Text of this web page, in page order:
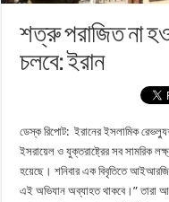
শত্রু পরাজিত না
চলবে: ইরান
ডেস্ক রিপোট: ইরানের ইসলামিক
ইসরায়েল ও যুক্তরাষ্ট্রের সব সামরিক
হয়েছে। শনিবার এক বিবৃতিতে
এই অভিযান অব্যাহত থাকবে।” তারা